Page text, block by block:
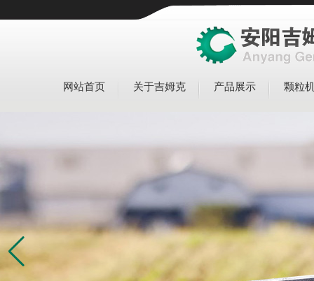
网站首页 关于吉姆克 产品展示 颗粒